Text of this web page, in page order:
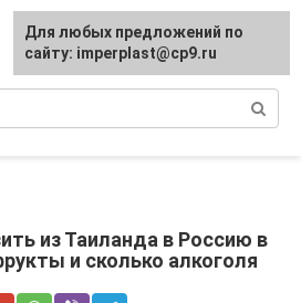
из Таиланда в Россию в
и сколько алкоголя
Для любых предложений по
сайту: imperplast@cp9.ru